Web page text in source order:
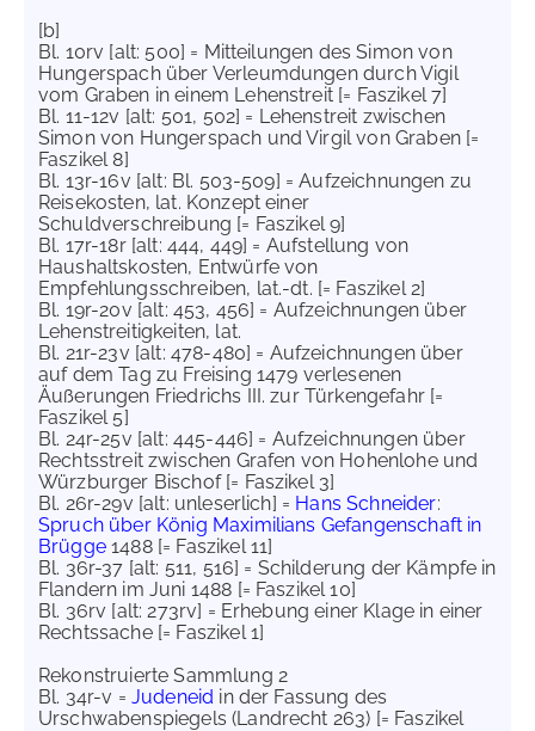
[b]
Bl. 10rv [alt: 500] = Mitteilungen des Simon von
Hungerspach über Verleumdungen durch Vigil
vom Graben in einem Lehenstreit [= Faszikel 7]
Bl. 11-12v [alt: 501, 502] = Lehenstreit zwischen
Simon von Hungerspach und Virgil von Graben [=
Faszikel 8]
Bl. 13r-16v [alt: Bl. 503-509] = Aufzeichnungen zu
Reisekosten, lat. Konzept einer
Schuldverschreibung [= Faszikel 9]
Bl. 17r-18r [alt: 444, 449] = Aufstellung von
Haushaltskosten, Entwürfe von
Empfehlungsschreiben, lat.-dt. [= Faszikel 2]
Bl. 19r-20v [alt: 453, 456] = Aufzeichnungen über
Lehenstreitigkeiten, lat.
Bl. 21r-23v [alt: 478-480] = Aufzeichnungen über
auf dem Tag zu Freising 1479 verlesenen
Äußerungen Friedrichs III. zur Türkengefahr [=
Faszikel 5]
Bl. 24r-25v [alt: 445-446] = Aufzeichnungen über
Rechtsstreit zwischen Grafen von Hohenlohe und
Würzburger Bischof [= Faszikel 3]
Bl. 26r-29v [alt: unleserlich] = Hans Schneider:
Spruch über König Maximilians Gefangenschaft in
Brügge1488 [= Faszikel 11]
Bl. 36r-37 [alt: 511, 516] = Schilderung der Kämpfe in
Flandern im Juni 1488 [= Faszikel 10]
Bl. 36rv [alt: 273rv] = Erhebung einer Klage in einer
Rechtssache [= Faszikel 1]
Rekonstruierte Sammlung 2
Bl. 34r-v = Judeneid in der Fassung des
Urschwabenspiegels (Landrecht 263) [= Faszikel